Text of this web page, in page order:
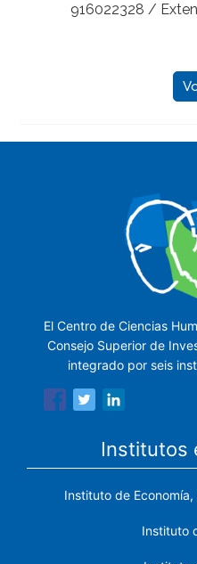
916022328 /
El Centro de Ciencias
Consejo Superior de
integrado por seis
Institutos
Instituto de
Instituto